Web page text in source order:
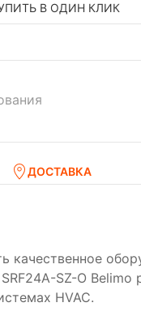
В ОДИН КЛИК
ДОСТАВКА
качественное
SZ-O Belimo
HVAC.